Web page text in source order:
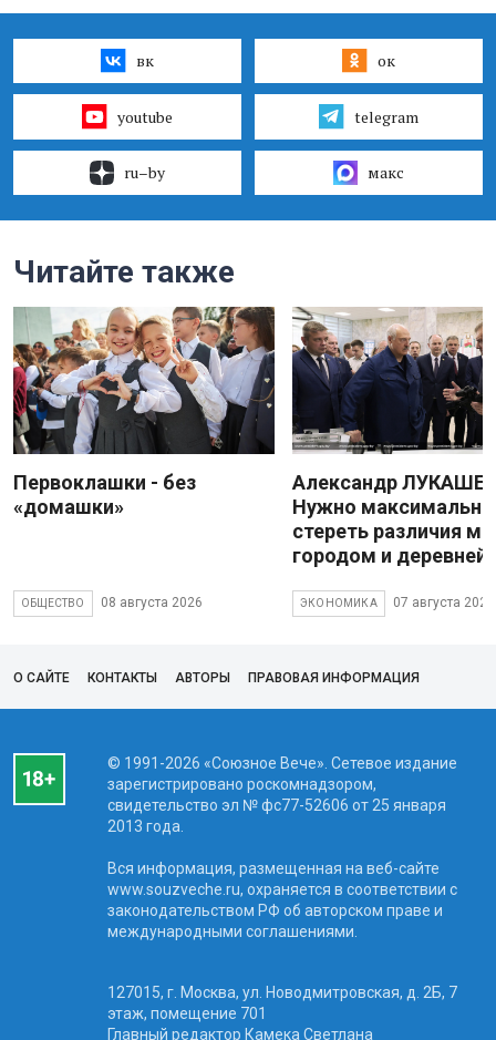
вк ок
youtube telegram
ru–by макс
Читайте также
Первоклашки - без
«домашки»
ОБЩЕСТВО 08 августа 2026
Александр
Нужно максимально
стереть различия
городом и деревней
ЭКОНОМИКА 07 августа 2026
О САЙТЕ КОНТАКТЫ АВТОРЫ ПРАВОВАЯ ИНФОРМАЦИЯ
© 1991-2026 «Союзное Вече». Сетевое издание
зарегистрировано роскомнадзором,
свидетельство эл № фc77-52606 от 25 января
2013 года.
Вся информация, размещенная на веб-сайте
www.souzveche.ru, охраняется в соответствии с
законодательством РФ об авторском праве и
международными соглашениями.
127015, г. Москва, ул. Новодмитровская, д. 2Б, 7
этаж, помещение 701
Главный редактор Камека Светлана